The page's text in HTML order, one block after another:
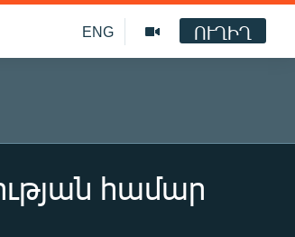
ENG ՈՒՂԻՂ
համար